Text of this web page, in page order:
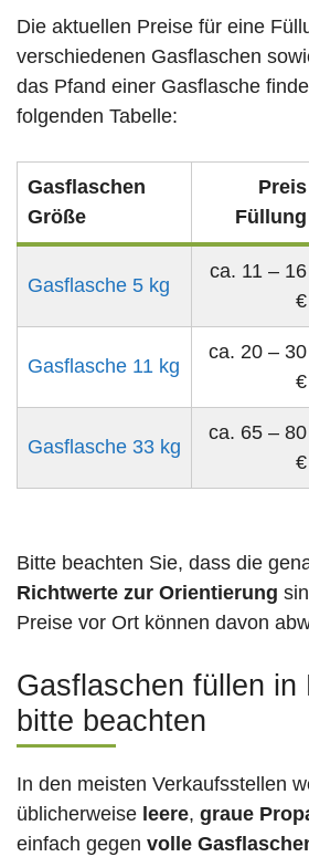
Die aktuellen Preise für eine
verschiedenen Gasflaschen
das Pfand einer Gasflasche
folgenden Tabelle:
Gasflaschen
Größe
Preis
Füllung
Gasflasche 5 kg
ca. 11 – 16
€
Gasflasche 11 kg
ca. 20 – 30
€
Gasflasche 33 kg
ca. 65 – 80
€
Bitte beachten Sie, dass die
Richtwerte zur Orientierung
Preise vor Ort können davon
Gasflaschen füllen in
bitte beachten
In den meisten Verkaufsstellen
üblicherweise leere, graue
einfach gegen volle